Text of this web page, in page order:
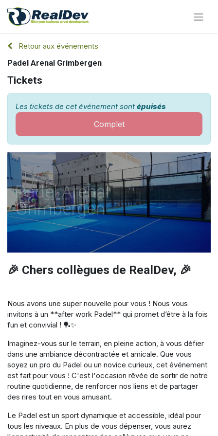
Retour aux événements
Padel Arenal Grimbergen
Tickets
Les tickets de cet événement sont épuisés
Complet
Padel Arenal
Grimbergen
🎉 Chers collègues de RealDev, 🎉
Nous avons une super nouvelle pour vous ! Nous vous
invitons à un **after work Padel** qui promet d’être à la fois
fun et convivial ! 🏓✨
Imaginez-vous sur le terrain, en pleine action, à vous défier
dans une ambiance décontractée et amicale. Que vous
soyez un pro du Padel ou un novice curieux, cet événement
est fait pour vous ! C'est l'occasion rêvée de sortir de notre
routine quotidienne, de renforcer nos liens et de partager
des rires tout en vous amusant.
Le Padel est un sport dynamique et accessible, idéal pour
tous les niveaux. En plus de vous dépenser, vous aurez